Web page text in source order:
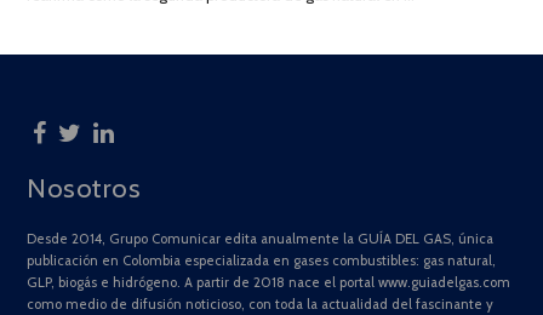
Nosotros
Desde 2014, Grupo Comunicar edita anualmente la GUÍA DEL GAS, única
publicación en Colombia especializada en gases combustibles: gas natural,
GLP, biogás e hidrógeno. A partir de 2018 nace el portal www.guiadelgas.com
como medio de difusión noticioso, con toda la actualidad del fascinante y